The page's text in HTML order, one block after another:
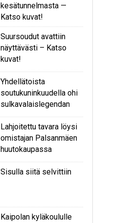
kesätunnelmasta —
Katso kuvat!
Suursoudut avattiin
näyttävästi – Katso
kuvat!
Yhdellätoista
soutukuninkuudella ohi
sulkavalaislegendan
Lahjoitettu tavara löysi
omistajan Palsanmäen
huutokaupassa
Sisulla siitä selvittiin
Kaipolan kyläkoululle